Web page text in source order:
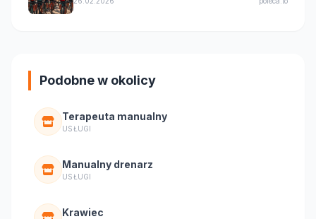
Podobne w okolicy
Terapeuta manualny
USŁUGI
Manualny drenarz
USŁUGI
Krawiec